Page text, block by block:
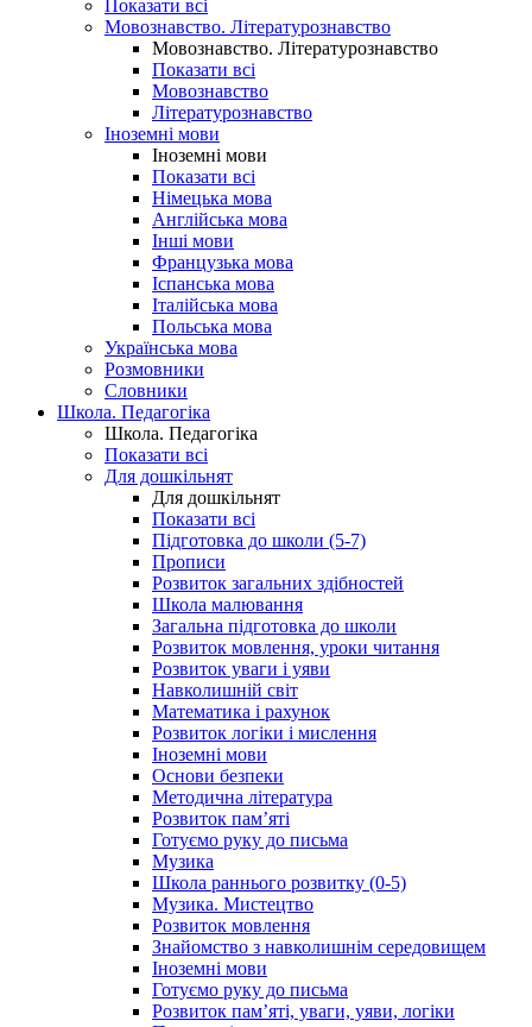
Показати всі
Мовознавство. Літературознавство
Мовознавство. Літературознавство
Показати всі
Мовознавство
Літературознавство
Іноземні мови
Іноземні мови
Показати всі
Німецька мова
Англійська мова
Інші мови
Французька мова
Іспанська мова
Італійська мова
Польська мова
Українська мова
Розмовники
Словники
Школа. Педагогіка
Школа. Педагогіка
Показати всі
Для дошкільнят
Для дошкільнят
Показати всі
Підготовка до школи (5-7)
Прописи
Розвиток загальних здібностей
Школа малювання
Загальна підготовка до школи
Розвиток мовлення, уроки читання
Розвиток уваги і уяви
Навколишній світ
Математика і рахунок
Розвиток логіки і мислення
Іноземні мови
Основи безпеки
Методична література
Розвиток пам’яті
Готуємо руку до письма
Музика
Школа раннього розвитку (0-5)
Музика. Мистецтво
Розвиток мовлення
Знайомство з навколишнім середовищем
Іноземні мови
Готуємо руку до письма
Розвиток пам’яті, уваги, уяви, логіки